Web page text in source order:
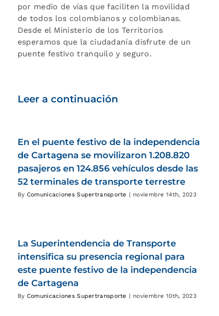
por medio de vías que faciliten la movilidad
de todos los colombianos y colombianas.
Desde el Ministerio de los Territorios
esperamos que la ciudadanía disfrute de un
puente festivo tranquilo y seguro.
Leer a continuación
En el puente festivo de la independencia
de Cartagena se movilizaron 1.208.820
pasajeros en 124.856 vehículos desde las
52 terminales de transporte terrestre
By Comunicaciones Supertransporte | noviembre 14th, 2023
La Superintendencia de Transporte
intensifica su presencia regional para
este puente festivo de la independencia
de Cartagena
By Comunicaciones Supertransporte | noviembre 10th, 2023